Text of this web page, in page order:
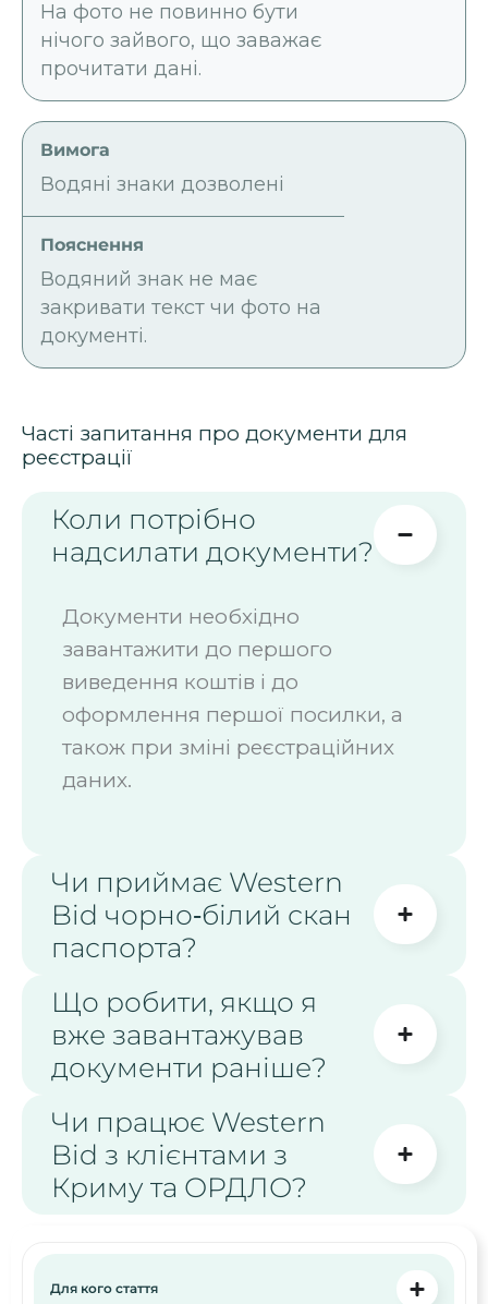
На фото не повинно бути
нічого зайвого, що заважає
прочитати дані.
Водяні знаки дозволені
Водяний знак не має
закривати текст чи фото на
документі.
Часті запитання про документи для
реєстрації
Коли потрібно
надсилати документи?
Документи необхідно
завантажити до першого
виведення коштів і до
оформлення першої посилки, а
також при зміні реєстраційних
даних.
Чи приймає Western
Bid чорно‑білий скан
паспорта?
Що робити, якщо я
вже завантажував
документи раніше?
Чи працює Western
Bid з клієнтами з
Криму та ОРДЛО?
Для кого стаття